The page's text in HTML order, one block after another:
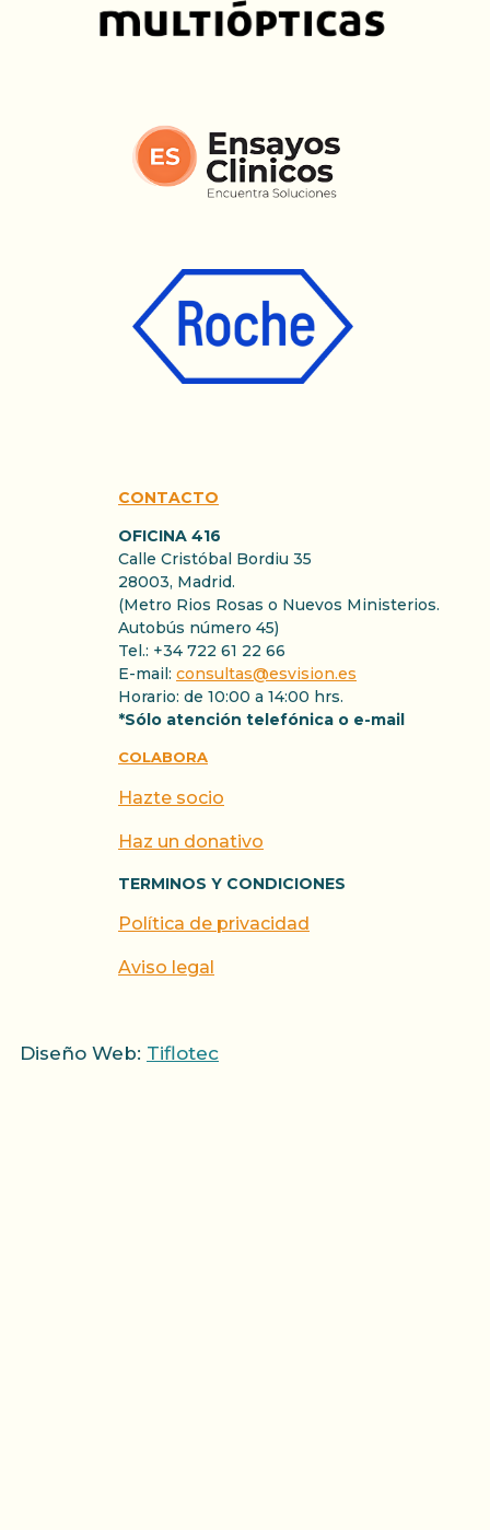
CONTACTO
OFICINA 416
Calle Cristóbal Bordiu 35
28003, Madrid.
(Metro Rios Rosas o Nuevos Ministerios.
Autobús número 45)
Tel.: +34 722 61 22 66
E-mail: consultas@esvision.es
Horario: de 10:00 a 14:00 hrs.
*Sólo atención telefónica o e-mail
COLABORA
Hazte socio
Haz un donativo
TERMINOS Y CONDICIONES
Política de privacidad
Aviso legal
Diseño Web: Tiflotec